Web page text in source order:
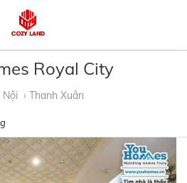
Royal City
Nội › Thanh Xuân